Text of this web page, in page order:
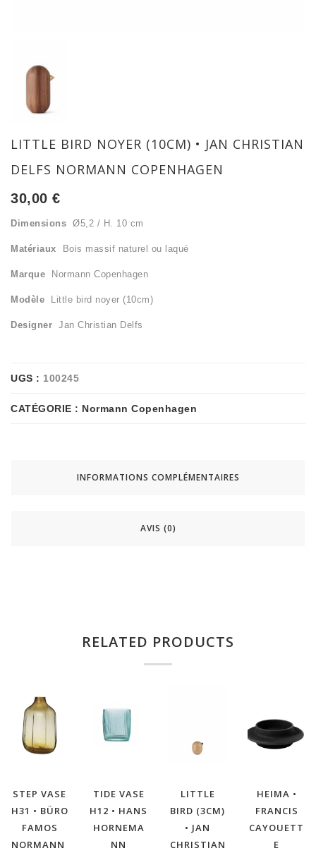
LITTLE BIRD NOYER (10CM) • JAN CHRISTIAN
DELFS NORMANN COPENHAGEN
30,00 €
Dimensions Ø5,2 / H. 10 cm
Matériaux Bois massif naturel ou laqué
Marque Normann Copenhagen
Modèle Little bird noyer (10cm)
Designer Jan Christian Delfs
UGS : 100245
CATÉGORIE : Normann Copenhagen
INFORMATIONS COMPLÉMENTAIRES
AVIS (0)
RELATED PRODUCTS
STEP VASE
H31 • BÜRO
FAMOS
NORMANN
TIDE VASE
H12 • HANS
HORNEMA
NN
LITTLE
BIRD (3CM)
• JAN
CHRISTIAN
HEIMA •
FRANCIS
CAYOUETT
E